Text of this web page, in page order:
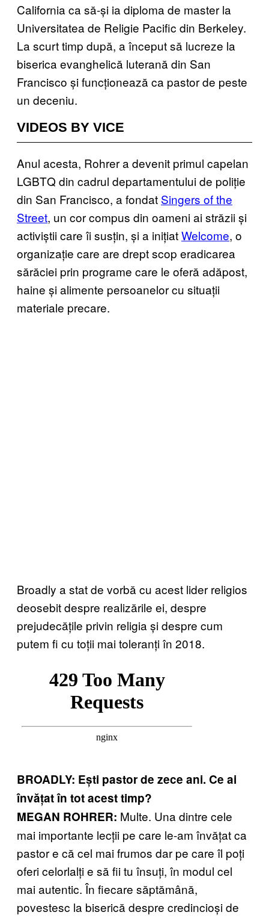
California ca să-și ia diploma de master la
Universitatea de Religie Pacific din Berkeley.
La scurt timp după, a început să lucreze la
biserica evanghelică luterană din San
Francisco și funcționează ca pastor de peste
un deceniu.
VIDEOS BY VICE
Anul acesta, Rohrer a devenit primul capelan
LGBTQ din cadrul departamentului de poliție
din San Francisco, a fondat Singers of the
Street, un cor compus din oameni ai străzii și
activiștii care îi susțin, și a inițiatWelcome, o
organizație care are drept scop eradicarea
sărăciei prin programe care le oferă adăpost,
haine și alimente persoanelor cu situații
materiale precare.
Broadly a stat de vorbă cu acest lider religios
deosebit despre realizările ei, despre
prejudecățile privin religia și despre cum
putem fi cu toții mai toleranți în 2018.
BROADLY: Ești pastor de zece ani. Ce ai
învățat în tot acest timp?
MEGAN ROHRER: Multe. Una dintre cele
mai importante lecții pe care le-am învățat ca
pastor e că cel mai frumos dar pe care îl poți
oferi celorlalți e să fii tu însuți, în modul cel
mai autentic. În fiecare săptămână,
povestesc la biserică despre credincioși de